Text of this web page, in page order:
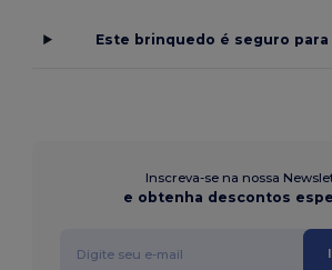
Este brinquedo é seguro para
Inscreva-se na nossa
e obtenha descontos